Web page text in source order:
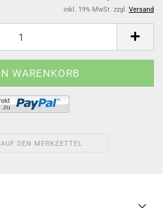
inkl. 19% MwSt. zzgl. Versand
AUF DEN MERKZETTEL